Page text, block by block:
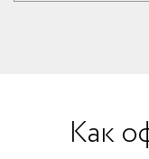
Как